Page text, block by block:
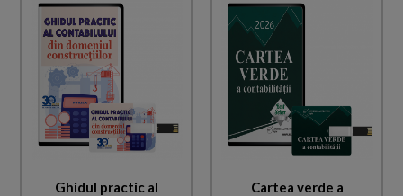
Ghidul practic al
Cartea verde a